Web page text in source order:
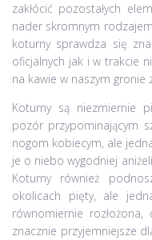
zakłócić pozostałych
nader skromnym
koturny sprawdza się
oficjalnych jak i w trakcie
na kawie w naszym gronie
Koturny są niezmiernie
pozór przypominającym
nogom kobiecym, ale
je o niebo wygodniej
Koturny również
okolicach pięty, ale
równomiernie
znacznie przyjemniejsze